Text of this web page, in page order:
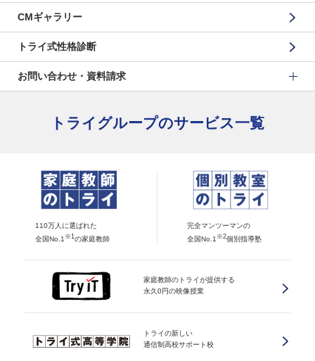
CMギャラリー
トライ式性格診断
お問い合わせ・資料請求
トライグループのサービス一覧
110万人に選ばれた
全国No.1 ※1の家庭教師
完全マンツーマンの
全国No.1 ※2個別指導塾
家庭教師のトライが提供する
永久0円の映像授業
トライの新しい
通信制高校サポート校